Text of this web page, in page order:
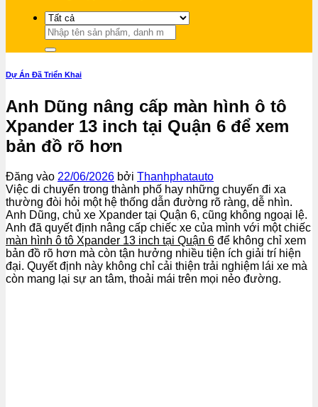
Tìm
kiếm:
Dự Án Đã Triển Khai
Anh Dũng nâng cấp màn hình ô tô
Xpander 13 inch tại Quận 6 để xem
bản đồ rõ hơn
Đăng vào 22/06/2026 bởi Thanhphatauto
Việc di chuyển trong thành phố hay những chuyến đi xa
thường đòi hỏi một hệ thống dẫn đường rõ ràng, dễ nhìn.
Anh Dũng, chủ xe Xpander tại Quận 6, cũng không ngoại lệ.
Anh đã quyết định nâng cấp chiếc xe của mình với một chiếc
màn hình ô tô Xpander 13 inch tại Quận 6 để không chỉ xem
bản đồ rõ hơn mà còn tận hưởng nhiều tiện ích giải trí hiện
đại. Quyết định này không chỉ cải thiện trải nghiệm lái xe mà
còn mang lại sự an tâm, thoải mái trên mọi nẻo đường.